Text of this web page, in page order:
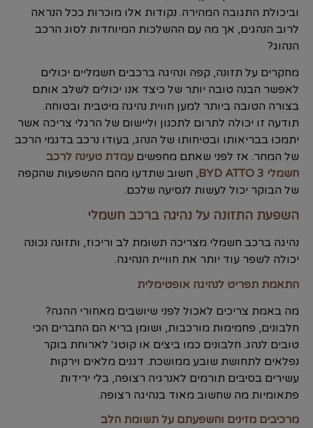
וביכולת התגובה המהירה. נקודות אלו מוכרות ככל הנראה
לרוב הנהגים, אך מה עם ההשלכות המיוחדות לסוג הרכב
הנהוג?
מחקרים על תזונה, קפה ונהיגה ברכבים חשמליים יכולים
לאפשר הבנה טובה יותר של כיצד אנו יכולים לשלב אותם
בצורה הטובה ביותר למען חווית נהיגה מיטבית ובטוחה.
תודעה זו יכולה לתרום לתכנון וליישום של הרגלי צריכה אשר
יתמכו בבריאותו ובטיחותו של הנהג, בעודו נרכב בדגמי הרכב
של המחר. אז לפני שאתם מחפשים עמדת טעינה לרכב
חשמלי BYD ATTO 3,
חשוב שתדעו מהם ההשפעות שהקפה
של הבוקר יכול לעשות לנסיעה שלכם.
השפעת התזונה על נהיגה ברכב חשמלי
נהיגה ברכב חשמלי מצריכה תשומת לב וריכוז, ותזונה נכונה
יכולה לשפר עוד יותר את חוויית הנהיגה.
התאמת תפריט לנהיגה אופטימלית
מה באמת צריכים לאכול לפני שיושבים מאחורי ההגה?
חלבונים, פחמימות מורכבות, ושומן בריא הם החברים הכי
טובים לנהג. חלבונים כמו ביצים או קוטג' לארוחת בוקר
נפלאים לתחושת שובע ממושכת. דגנים מלאים וירקות
עשירים בסיבים תורמים לאנרגיה רצופה, בלי ירידות
פתאומיות מה שחשוב מאוד בנהיגה רצופה.
מרכיבים מזינים והשפעתם על תשומת הלב